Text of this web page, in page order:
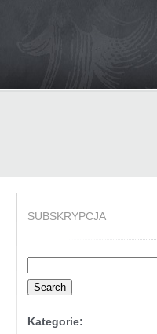
SUBSKRYPCJA
for:
Kategorie: